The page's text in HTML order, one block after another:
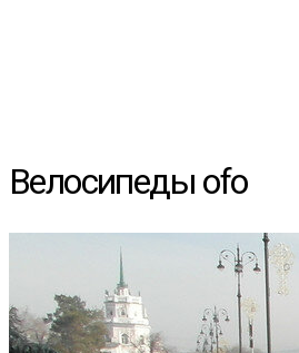
Велосипеды ofo